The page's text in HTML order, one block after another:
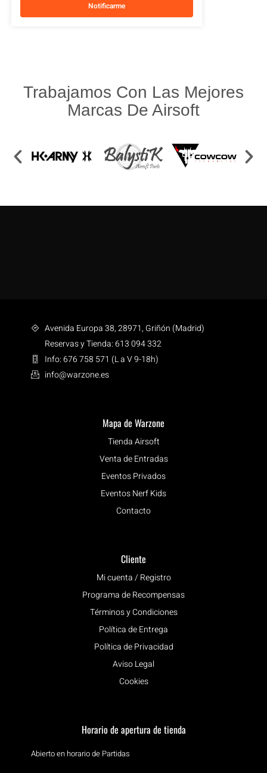
Notificarme
Trabajamos Con Las Mejores
Marcas De Airsoft
Avenida Europa 38, 28971, Griñón (Madrid)
Reservas y Tienda: 613 094 332
Info: 676 758 571 (L a V 9-18h)
info@warzone.es
Mapa de Warzone
Tienda Airsoft
Venta de Entradas
Eventos Privados
Eventos Nerf Kids
Contacto
Cliente
Mi cuenta / Registro
Programa de Recompensas
Términos y Condiciones
Política de Entrega
Política de Privacidad
Aviso Legal
Cookies
Horario de apertura de tienda
Abierto en horario de Partidas